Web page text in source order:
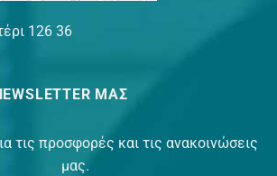
126 36
ΜΑΣ
τις προσφορές και τις ανακοινώσεις
μας.